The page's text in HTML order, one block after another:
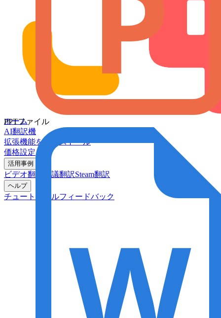
ホーム
AI翻訳機
拡張機能をインストール
価格設定
活用事例
ビデオ翻訳 会議翻訳Steam翻訳
ヘルプ
チュートリアルフィードバック
PPTファイル